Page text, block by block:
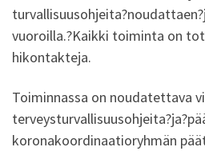
vuoroilla.?Kaikki toiminta on
hikontakteja.
Toiminnassa on noudatettava
koronakoordinaatioryhmän